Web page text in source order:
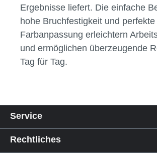
Ergebnisse liefert. Die einfache
hohe Bruchfestigkeit und perfekte
Farbanpassung erleichtern
und ermöglichen überzeugende
Tag für Tag.
Service
Rechtliches